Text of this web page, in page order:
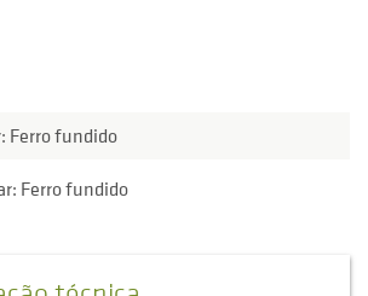
Ferro fundido
Ferro fundido